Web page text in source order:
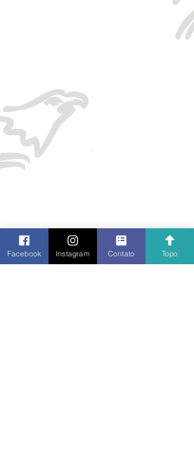
Facebook Instagram Contato Topo